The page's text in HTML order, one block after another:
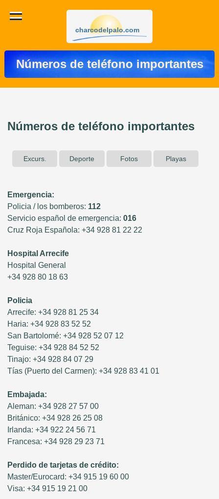
charcodelpalo.com
Números de teléfono importantes
Números de teléfono importantes
Excurs. Deporte Fotos Playas
Emergencia:
Policia / los bomberos: 112
Servicio español de emergencia: 016
Cruz Roja Española: +34 928 81 22 22
Hospital Arrecife
Hospital General
+34 928 80 18 63
Policia
Arrecife: +34 928 81 25 34
Haria: +34 928 83 52 52
San Bartolomé: +34 928 52 07 12
Teguise: +34 928 84 52 52
Tinajo: +34 928 84 07 29
Tías (Puerto del Carmen): +34 928 83 41 01
Embajada:
Aleman: +34 928 27 57 00
Británico: +34 928 26 25 08
Irlanda: +34 922 24 56 71
Francesa: +34 928 29 23 71
Perdido de tarjetas de crédito:
Master/Eurocard: +34 915 19 60 00
Visa: +34 915 19 21 00